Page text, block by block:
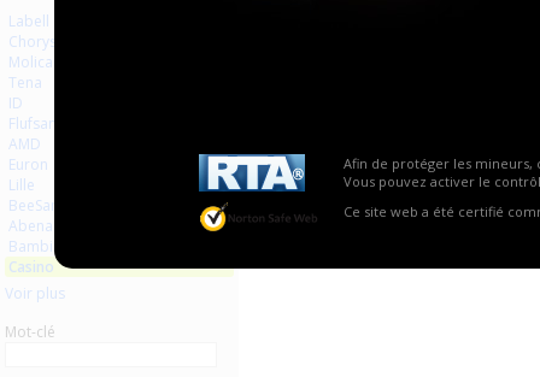
Afin de protéger les mineurs,
Vous pouvez activer le
Ce site web a été certifié
Labell
Chorys
Molicare
Tena
ID
Flufsan
AMD
Euron
Lille
BeeSana
Abena
Bambino
Casino
Voir plus
Mot-clé